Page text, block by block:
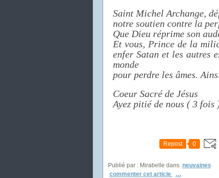
Saint Michel Archange,
notre soutien contre la
Que Dieu réprime son
Et vous, Prince de la
enfer Satan et les autres
monde
pour perdre les âmes.
Coeur Sacré de Jésus
Ayez pitié de nous ( 3 fois
Repost 0
Publié par : Mirabelle dans neuvaines
commenter cet article
…